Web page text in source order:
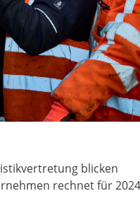
blicken
rechnet für 2024